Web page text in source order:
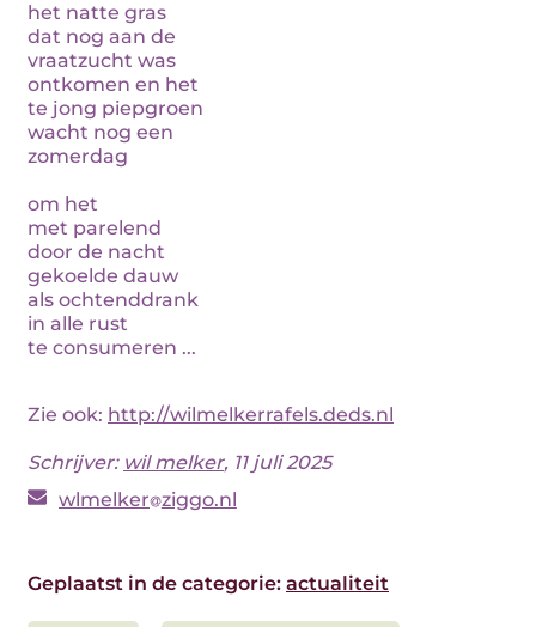
het natte gras
dat nog aan de
vraatzucht was
ontkomen en het
te jong piepgroen
wacht nog een
zomerdag
om het
met parelend
door de nacht
gekoelde dauw
als ochtenddrank
in alle rust
te consumeren ...
Zie ook: http://wilmelkerrafels.deds.nl
Schrijver: wil melker, 11 juli 2025
wlmelker ziggo.nl
Geplaatst in de categorie: actualiteit